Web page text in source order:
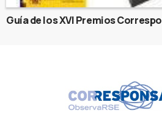
Guía de los XVI Premios